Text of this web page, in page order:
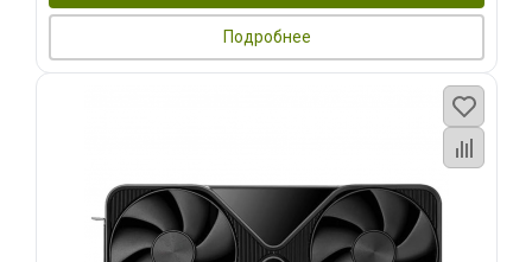
Подробнее